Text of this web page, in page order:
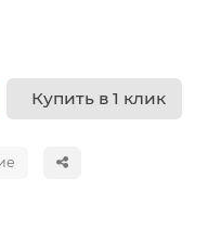
Купить в 1 клик